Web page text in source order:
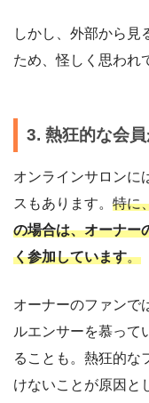
しかし、外部から見
ため、怪しく思われ
3. 熱狂的な会
オンラインサロンに
スもあります。 特に
の場合は、オーナー
く参加しています。
オーナーのファンで
ルエンサーを慕って
ることも。熱狂的な
けないことが原因と